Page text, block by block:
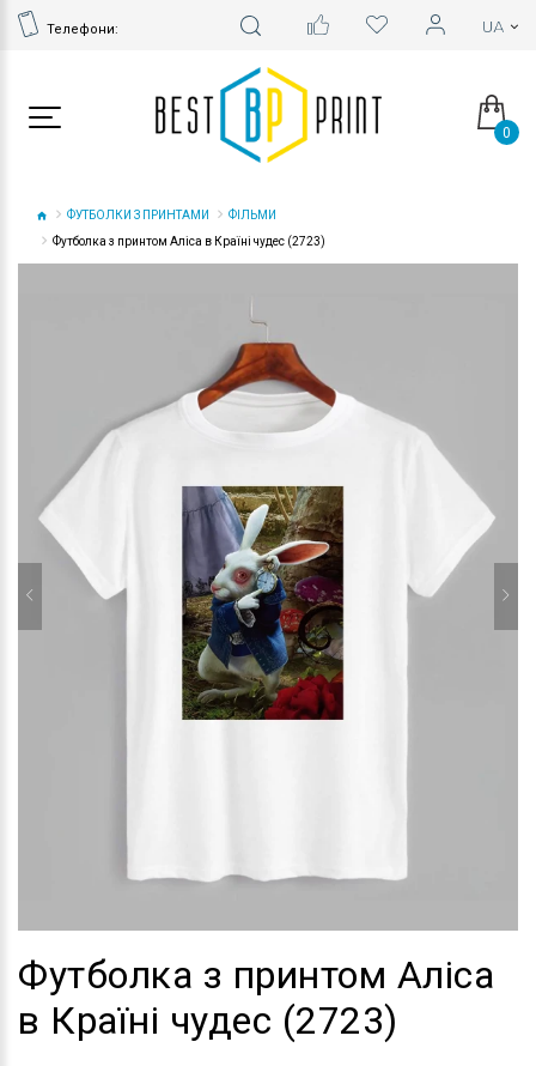
Телефони:
0
ФУТБОЛКИ З ПРИНТАМИ
ФІЛЬМИ
Футболка з принтом Аліса в Країні чудес (2723)
Футболка з принтом Аліса
в Країні чудес (2723)